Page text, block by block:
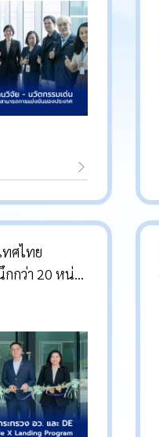
ทศไทย
กกว่า 20 หน่วย